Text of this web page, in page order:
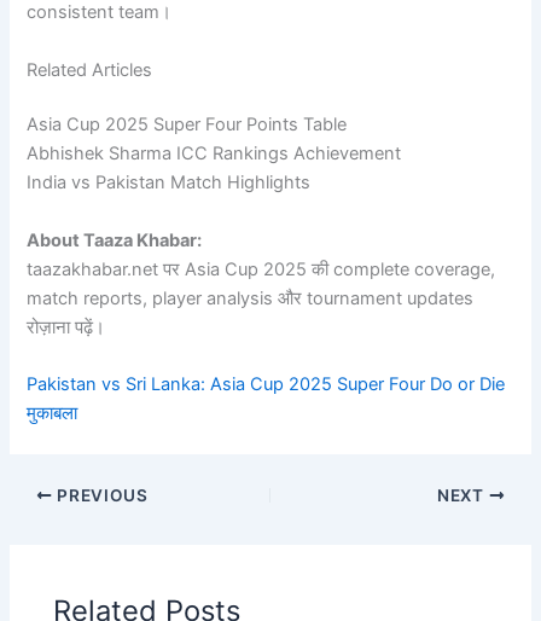
consistent team।
Related Articles
Asia Cup 2025 Super Four Points Table
Abhishek Sharma ICC Rankings Achievement
India vs Pakistan Match Highlights
About Taaza Khabar:
taazakhabar.net पर Asia Cup 2025 की complete coverage,
match reports, player analysis और tournament updates
रोज़ाना पढ़ें।
Pakistan vs Sri Lanka: Asia Cup 2025 Super Four Do or Die
मुकाबला
PREVIOUS NEXT
Related Posts